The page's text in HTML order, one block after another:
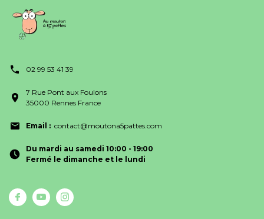
02 99 53 41 39
7 Rue Pont aux Foulons
35000 Rennes France
Email : contact@moutona5pattes.com
Du mardi au samedi 10:00 - 19:00
Fermé le dimanche et le lundi